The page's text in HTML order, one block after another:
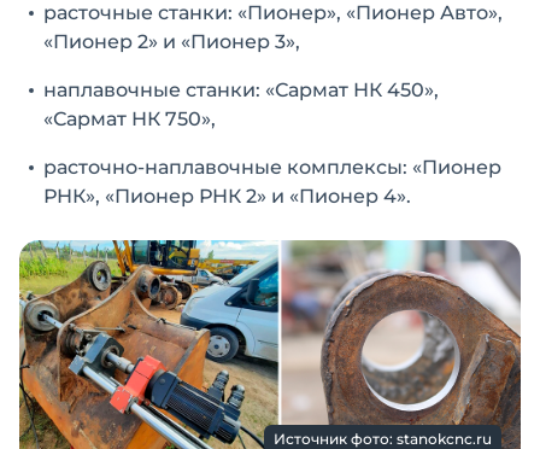
расточные станки: «Пионер», «Пионер Авто»,
«Пионер 2» и «Пионер 3»,
наплавочные станки: «Сармат НК 450»,
«Сармат НК 750»,
расточно-наплавочные комплексы: «Пионер
РНК», «Пионер РНК 2» и «Пионер 4».
Источник фото: stanokcnc.ru